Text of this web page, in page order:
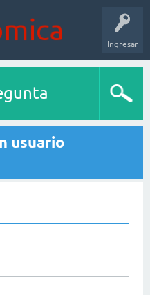
Ingresar
usuario